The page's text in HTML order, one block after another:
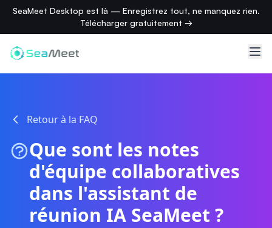
SeaMeet Desktop est là — Enregistrez tout, ne manquez rien.
Télécharger gratuitement →
Retour à la FAQ
Que sont les notes
d'équipe collaboratives
dans l'assistant de
réunion IA SeaMeet ?